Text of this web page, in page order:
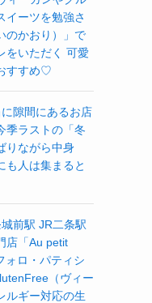
イーツを勉強さ
のかおり）」で
をいただく 可愛
すすめ♡
隙間にあるお店
季ラストの「冬
りながら中身
も人は集まると
前駅 JR二条駅
店「Au petit
ォロ・パティシ
（ヴィー
ルギー対応の生